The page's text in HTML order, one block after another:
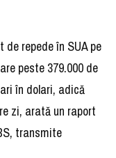
repede în SUA pe
peste 379.000 de
în dolari, adică
zi, arată un raport
transmite